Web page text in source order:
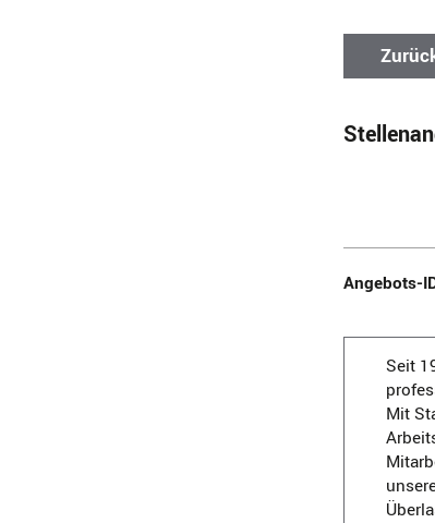
Angebots-
Seit
Mit